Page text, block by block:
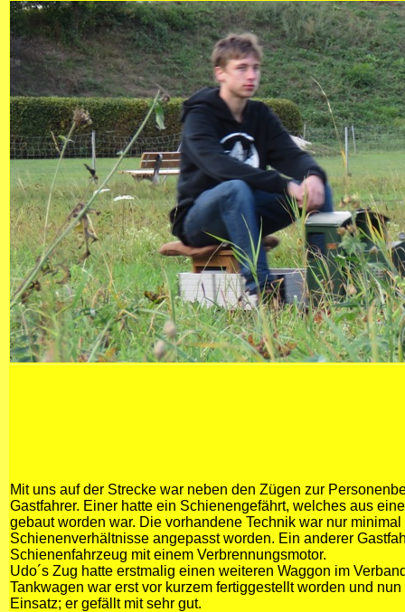
Mit uns auf der Strecke war neben den Zügen zur
Gastfahrer. Einer hatte ein Schienengefährt, welches aus
gebaut worden war. Die vorhandene Technik war nur minimal
Schienenverhältnisse angepasst worden. Ein anderer
Schienenfahrzeug mit einem Verbrennungsmotor.
Udo´s Zug hatte erstmalig einen weiteren Waggon im
Tankwagen war erst vor kurzem fertiggestellt worden und
Einsatz; er gefällt mit sehr gut.